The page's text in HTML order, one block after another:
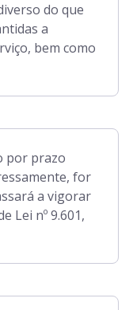
do que
a
bem como
por prazo
for
a vigorar
Lei nº 9.601,